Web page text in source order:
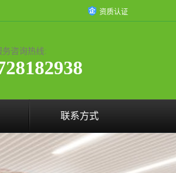
资质认证
务咨询热线:
联系方式